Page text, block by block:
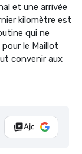
et une arrivée
kilomètre est
qui ne
le Maillot
convenir aux
Ajouter Vélo